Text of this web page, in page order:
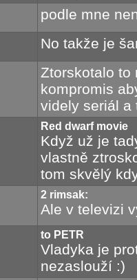
podle mne
No takže je
Ztorskotalo to
kompromis
videly seriál a
Red dwarf movie
Když už je
vlastně
tom skvělý
2 rimsak:
Ale v televizi
to PETR
Vladyka je
nezaslouží :)